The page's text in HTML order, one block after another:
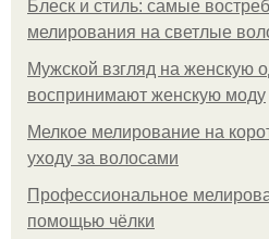
Блеск и стиль: самые
мелирования на светлые
Мужской взгляд на женскую
воспринимают женскую моду
Мелкое мелирование на
уходу за волосами
Профессиональное
помощью чёлки